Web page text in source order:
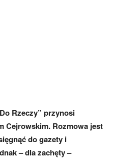
Rzeczy” przynosi
Cejrowskim. Rozmowa jest
do gazety i
– dla zachęty –